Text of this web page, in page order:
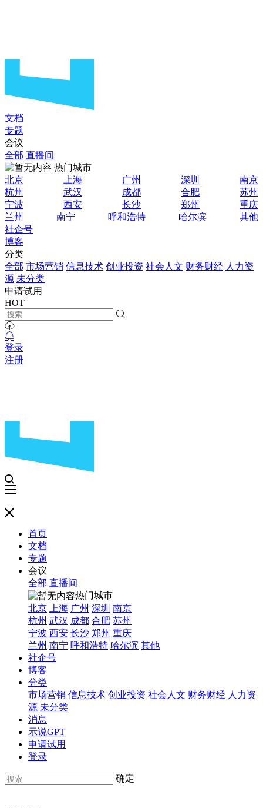
文档
专题
会议
全部 直播间
热门城市
北京
上海 广州 深圳
南京
杭州
武汉 成都 合肥
苏州
宁波
西安 长沙 郑州
重庆
兰州
南宁 呼和浩特 哈尔滨
其他
社企号
博客
分类
全部 市场营销 信息技术 创业投资 社会人文 财务财经 人力资
源 未分类
申请试用
HOT
登录
注册
首页
文档
专题
会议
全部 直播间
热门城市
北京
上海 广州 深圳 南京
杭州 武汉 成都 合肥 苏州
宁波 西安 长沙 郑州 重庆
兰州 南宁 呼和浩特 哈尔滨 其他
社企号
博客
分类
市场营销 信息技术 创业投资 社会人文 财务财经 人力资
源 未分类
消息
示说GPT
申请试用
登录
确定